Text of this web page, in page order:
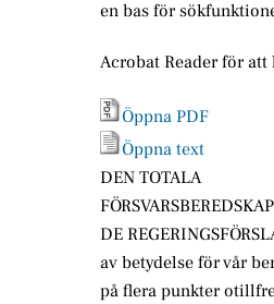
en bas för
Acrobat Reader för att
Öppna PDF
Öppna text
DEN TOTALA
DE
av betydelse för vår
på flera punkter